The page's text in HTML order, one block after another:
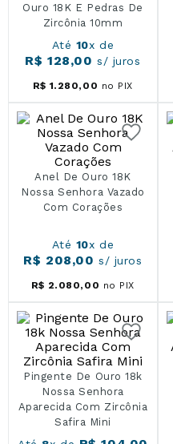
Ouro 18K E Pedras De
Zircônia 10mm
Até 10x de
R$ 128,00 s/ juros
R$ 1. 280, 00 no PIX
Anel De Ouro 18K
Nossa Senhora Vazado
Com Corações
Até 10x de
R$ 208,00 s/ juros
R$ 2. 080, 00 no PIX
Pingente De Ouro 18k
Nossa Senhora
Aparecida Com Zircônia
Safira Mini